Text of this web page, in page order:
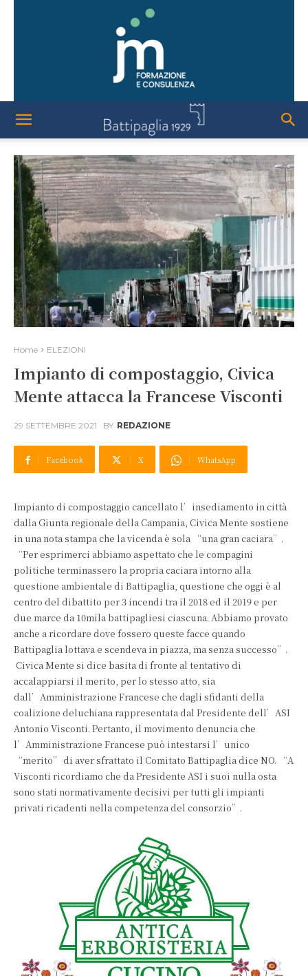
Home ELEZIONI
Impianto di compostaggio, Civica
Mente attacca la Francese Visconti
29 SETTEMBRE 2021 BY REDAZIONE
Facebook X WhatsApp
Impianto di compostaggio cancellato l’insediamento in città
dalla Giunta regionale della Campania, Civica Mente sostiene
in una nota stampa che la vicenda è sola “una gran caciara”.
“Per esprimerci abbiamo aspettato che le compagini
politiche terminassero la propria caciara intorno alla
questione ambientale di Battipaglia, questione che oggi è al
centro del dibattito per 3 incendi tra il 2018 ed il 2019 e per
due marce da 10mila battipagliesi ciascuna. Abbiamo provato
anche a ricordare dove fossero queste facce quando
Battipaglia lottava e scendeva in piazza, ma senza successo”.
Civica Mente si dice basita di fronte al tentativo di
accalappiarsi il merito, per lo stesso atto, sia
dall’Amministrazione Francese che dagli sfidanti della
coalizione deluchiana rappresentata dal Presidente dell’ASI
Antonio Visconti. Pertanto, il movimento denuncia che
l’Amministrazione Francese può intestarsi l’unico
“merito” di aver sfrattato il Comitato Battipaglia dice NO. “A
Visconti ricordiamo che da Presidente ASI i suoi nulla osta
sono stati normativamente decisivi per tutti gli impianti
privati ricadenti nella competenza del consorzio”.